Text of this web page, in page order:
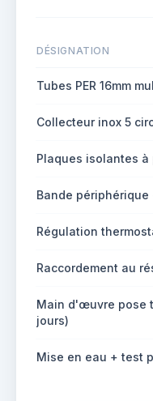
DÉSIGNATION
Tubes PER 16mm
Collecteur inox 5
Plaques isolantes à
Bande
Régulation
Raccordement au
Main d'œuvre pose
jours)
Mise en eau + test